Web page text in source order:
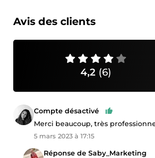
Avis des clients
4,2 (6)
Compte désactivé
Merci beaucoup, très
5 mars 2023 à 17:15
Réponse de Saby_Marketing